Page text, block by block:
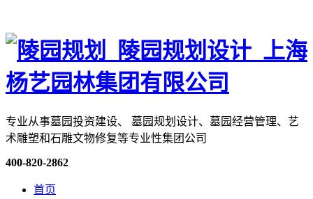
专业从事墓园投资建设、 墓园规划设计、墓园经营管理、艺
术雕塑和石雕文物修复等专业性集团公司
400-820-2862
首页